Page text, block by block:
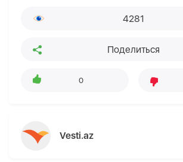
4281
Поделиться
0
Vesti.az